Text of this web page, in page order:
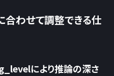
わせて調整できる仕
により推論の深さ